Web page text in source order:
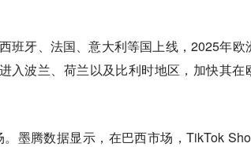
班牙、法国、意大利等国上线，2025年欧
入波兰、荷兰以及比利时地区，加快其在
墨腾数据显示，在巴西市场，TikTok